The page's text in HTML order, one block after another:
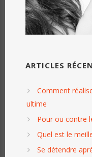
ARTICLES
Comment
ultime
Pour ou contre
Quel est le
Se détendre